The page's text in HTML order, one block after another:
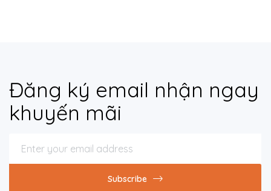
Đăng ký email nhận ngay
khuyến mãi
Subscribe